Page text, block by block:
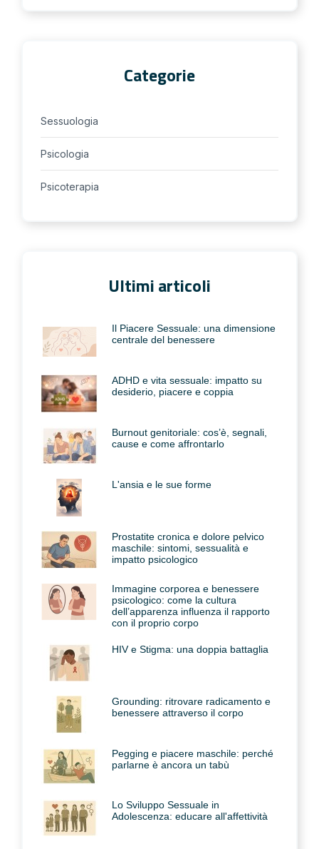
Categorie
Sessuologia
Psicologia
Psicoterapia
Ultimi articoli
Il Piacere Sessuale: una dimensione
centrale del benessere
ADHD e vita sessuale: impatto su
desiderio, piacere e coppia
Burnout genitoriale: cos’è, segnali,
cause e come affrontarlo
L'ansia e le sue forme
Prostatite cronica e dolore pelvico
maschile: sintomi, sessualità e
impatto psicologico
Immagine corporea e benessere
psicologico: come la cultura
dell’apparenza influenza il rapporto
con il proprio corpo
HIV e Stigma: una doppia battaglia
Grounding: ritrovare radicamento e
benessere attraverso il corpo
Pegging e piacere maschile: perché
parlarne è ancora un tabù
Lo Sviluppo Sessuale in
Adolescenza: educare all'affettività